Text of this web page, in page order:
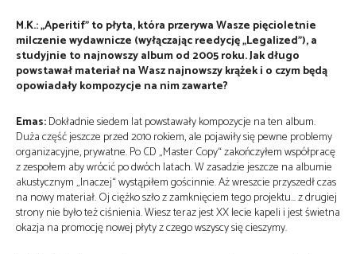
M.K.: „Aperitif” to płyta, która przerywa Wasze pięcioletnie
milczenie wydawnicze (wyłączając reedycję „Legalized”), a
studyjnie to najnowszy album od 2005 roku. Jak długo
powstawał materiał na Wasz najnowszy krążek i o czym będą
opowiadały kompozycje na nim zawarte?
Emas:Dokładnie siedem lat powstawały kompozycje na ten album.
Duża część jeszcze przed 2010 rokiem, ale pojawiły się pewne problemy
organizacyjne, prywatne. Po CD „Master Copy“ zakończyłem współpracę
z zespołem aby wrócić po dwóch latach. W zasadzie jeszcze na albumie
akustycznym „Inaczej“ wystąpiłem gościnnie. Aż wreszcie przyszedł czas
na nowy materiał. Oj ciężko szło z zamknięciem tego projektu… z drugiej
strony nie było też ciśnienia. Wiesz teraz jest XX lecie kapeli i jest świetna
okazja na promocję nowej płyty z czego wszyscy się cieszymy.